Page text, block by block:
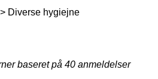
Diverse hygiejne
baseret på 40 anmeldelser